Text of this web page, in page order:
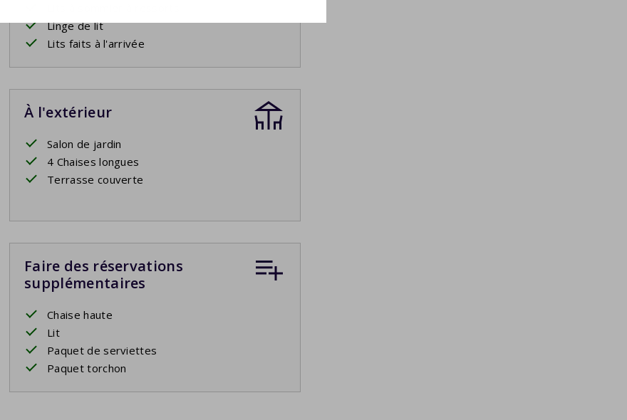
Linge de lit
Lits faits à l'arrivée
À l'extérieur
Salon de jardin
4 Chaises longues
Terrasse couverte
Faire des réservations
supplémentaires
Chaise haute
Lit
Paquet de serviettes
Paquet torchon